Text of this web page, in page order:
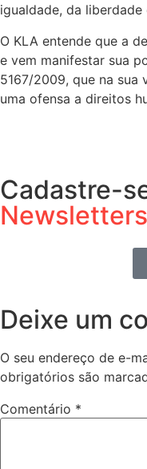
igualdade, da
O KLA entende que a
e vem manifestar sua
5167/2009, que na sua
uma ofensa a direitos
Cadastre-
Newsletters
Deixe um
O seu endereço de e-
obrigatórios são
Comentário *